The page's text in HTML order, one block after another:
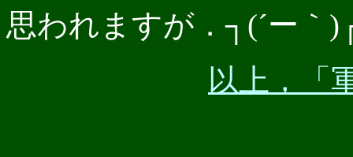
思われますが．┐(´ー｀
以上，「